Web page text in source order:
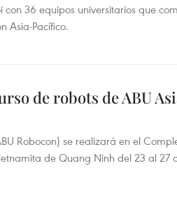
36 equipos universitarios que
Asia-Pacífico.
de robots de ABU
Robocon) se realizará en el
de Quang Ninh del 23 al 27